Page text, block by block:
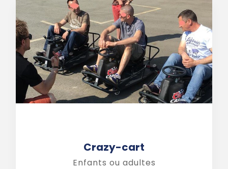
Crazy-cart
Enfants ou adultes